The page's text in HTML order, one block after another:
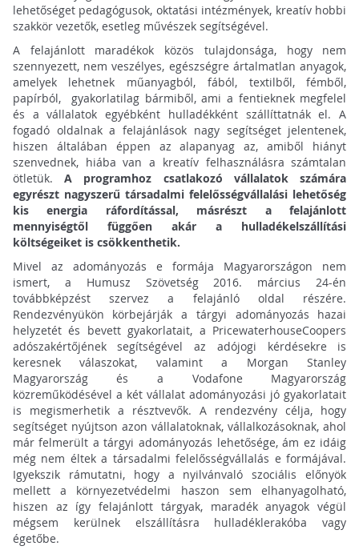
lehetőséget pedagógusok, oktatási intézmények, kreatív hobbi
szakkör vezetők, esetleg művészek segítségével.
A felajánlott maradékok közös tulajdonsága, hogy nem
szennyezett, nem veszélyes, egészségre ártalmatlan anyagok,
amelyek lehetnek műanyagból, fából, textilből, fémből,
papírból, gyakorlatilag bármiből, ami a fentieknek megfelel
és a vállalatok egyébként hulladékként szállíttatnák el. A
fogadó oldalnak a felajánlások nagy segítséget jelentenek,
hiszen általában éppen az alapanyag az, amiből hiányt
szenvednek, hiába van a kreatív felhasználásra számtalan
ötletük.A programhoz csatlakozó vállalatok számára
egyrészt nagyszerű társadalmi felelősségvállalási lehetőség
kis energia ráfordítással, másrészt a felajánlott
mennyiségtől függően akár a hulladékelszállítási
költségeiket is csökkenthetik.
Mivel az adományozás e formája Magyarországon nem
ismert, a Humusz Szövetség 2016. március 24-én
továbbképzést szervez a felajánló oldal részére.
Rendezvényükön körbejárják a tárgyi adományozás hazai
helyzetét és bevett gyakorlatait, a PricewaterhouseCoopers
adószakértőjének segítségével az adójogi kérdésekre is
keresnek válaszokat, valamint a Morgan Stanley
Magyarország és a Vodafone Magyarország
közreműködésével a két vállalat adományozási jó gyakorlatait
is megismerhetik a résztvevők. A rendezvény célja, hogy
segítséget nyújtson azon vállalatoknak, vállalkozásoknak, ahol
már felmerült a tárgyi adományozás lehetősége, ám ez idáig
még nem éltek a társadalmi felelősségvállalás e formájával.
Igyekszik rámutatni, hogy a nyilvánvaló szociális előnyök
mellett a környezetvédelmi haszon sem elhanyagolható,
hiszen az így felajánlott tárgyak, maradék anyagok végül
mégsem kerülnek elszállításra hulladéklerakóba vagy
égetőbe.